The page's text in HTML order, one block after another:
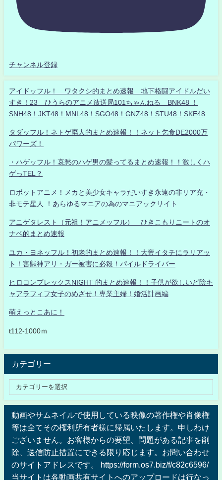
チャンネル登録
アイドッフル！ ワタクシ的まとめ速報 地下格闘アイドルだい
すき！23 ひうらのアニメ放送局101ちゃんねる BNK48 ！
SNH48！JKT48！MNL48！SGO48！GNZ48！STU48！SKE48
タダッフル！ネトゲ廃人的まとめ速報！！ネット乞食DE2000万
パワーズ！
・ハゲッフル！哀愁のハゲ男の髪ってるまとめ速報！！激しくハ
ゲっTEL？
ロボットアニメ！メカと美少女キャラだいすき永遠の非リア充・
非モテ星人 ！あらゆるマニアの為のマニアックサイト
アニゲタレスト（元祖！アニメッフル） ひきこもりニートのオ
ナベ的まとめ速報
ユカ・ヨネッフル！初老的まとめ速報！！大帝イタチにラリアッ
ト！害獣神アリ・ガー被害に必殺！パイルドライバー
ヒロコンプレックスNIGHT 的まとめ速報！！子供が欲しいど陰キ
ャアラフィフ女子のめざせ！専業主婦！婚活計画編
萌えっとこあに！
t112-1000ｍ
カテゴリー
動画やサムネイルで使用している映像の著作権や肖像権
等は全てその権利所有者様に帰属いたします。申しわけ
ございません。お客様からの要望、問題がある記事を削
除、送信防止措置にできる限り応じます。お問い合わせ
のサイトアドレスです。 https://form.os7.biz/f/c82c6596/
当サイトは各動画共有サイトへのアップロードは行なっ